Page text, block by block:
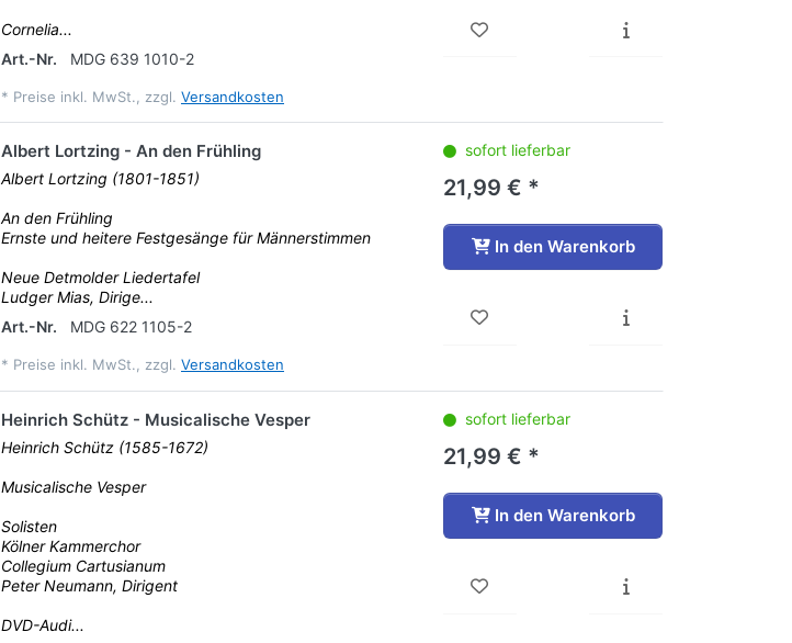
Cornelia...
Art.-Nr.
MDG 639 1010-2
* Preise inkl. MwSt., zzgl. Versandkosten
Albert Lortzing - An den Frühling
Albert Lortzing (1801-1851)
An den Frühling
Ernste und heitere Festgesänge für Männerstimmen
Neue Detmolder Liedertafel
Ludger Mias, Dirige...
Art.-Nr.
MDG 622 1105-2
* Preise inkl. MwSt., zzgl. Versandkosten
sofort lieferbar
21,99 € *
In den Warenkorb
Heinrich Schütz - Musicalische Vesper
Heinrich Schütz (1585-1672)
Musicalische Vesper
Solisten
Kölner Kammerchor
Collegium Cartusianum
Peter Neumann, Dirigent
DVD-Audi...
sofort lieferbar
21,99 € *
In den Warenkorb